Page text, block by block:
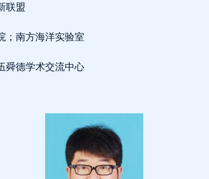
联盟
；南方海洋实验室
舜德学术交流中心